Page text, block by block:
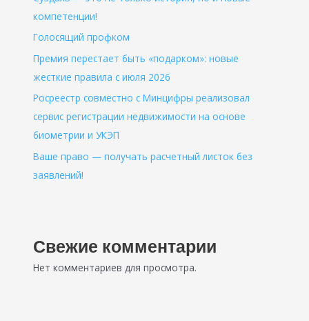
компетенции!
Голосящий профком
Премия перестает быть «подарком»: новые
жесткие правила с июля 2026
Росреестр совместно с Минцифры реализовал
сервис регистрации недвижимости на основе
биометрии и УКЭП
Ваше право — получать расчетный листок без
заявлений!
Свежие комментарии
Нет комментариев для просмотра.